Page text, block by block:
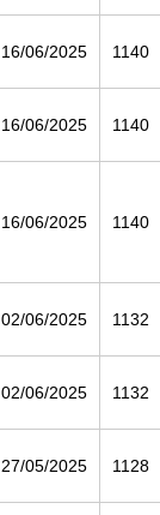
16/06/2025 1140
16/06/2025 1140
16/06/2025 1140
02/06/2025 1132
02/06/2025 1132
27/05/2025 1128